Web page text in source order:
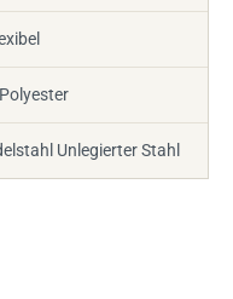
Unlegierter Stahl